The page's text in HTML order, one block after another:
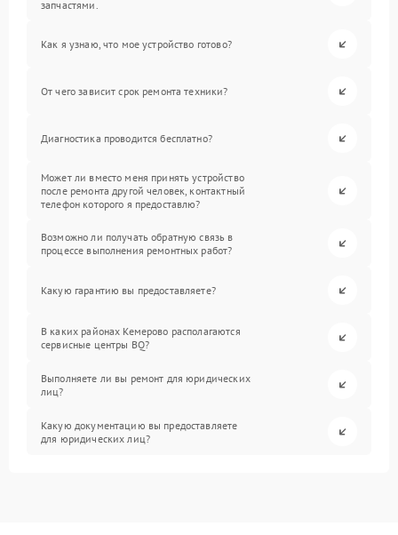
запчастями.
Как я узнаю, что мое устройство готово?
От чего зависит срок ремонта техники?
Диагностика проводится бесплатно?
Может ли вместо меня принять устройство
после ремонта другой человек, контактный
телефон которого я предоставлю?
Возможно ли получать обратную связь в
процессе выполнения ремонтных работ?
Какую гарантию вы предоставляете?
В каких районах Кемерово располагаются
сервисные центры BQ?
Выполняете ли вы ремонт для юридических
лиц?
Какую документацию вы предоставляете
для юридических лиц?